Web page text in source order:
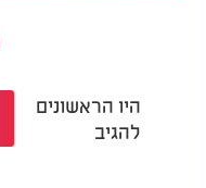
היו הראשונים
להגיב